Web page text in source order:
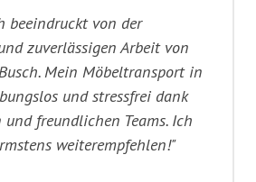
beeindruckt von der
zuverlässigen Arbeit von
Mein Möbeltransport in
und stressfrei dank
freundlichen Teams. Ich
weiterempfehlen!"